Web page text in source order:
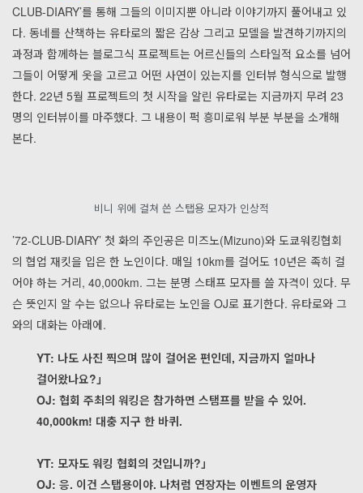
CLUB-DIARY’를 통해 그들의 이미지뿐 아니라 이야기까지 풀어내고 있
다. 동네를 산책하는 유타로의 짧은 감상 그리고 모델을 발견하기까지의
과정과 함께하는 블로그식 프로젝트는 어르신들의 스타일적 요소를 넘어
그들이 어떻게 옷을 고르고 어떤 사연이 있는지를 인터뷰 형식으로 발행
한다. 22년 5월 프로젝트의 첫 시작을 알린 유타로는 지금까지 무려 23
명의 인터뷰이를 마주했다. 그 내용이 퍽 흥미로워 부분 부분을 소개해
본다.
비니 위에 걸쳐 쓴 스탭용 모자가 인상적
’72-CLUB-DIARY’ 첫 화의 주인공은 미즈노(Mizuno)와 도쿄워킹협회
의 협업 재킷을 입은 한 노인이다. 매일 10km를 걸어도 10년은 족히 걸
어야 하는 거리, 40,000km. 그는 분명 스태프 모자를 쓸 자격이 있다. 무
슨 뜻인지 알 수는 없으나 유타로는 노인을 OJ로 표기한다. 유타로와 그
와의 대화는 아래에.
YT: 나도 사진 찍으며 많이 걸어온 편인데, 지금까지 얼마나
걸어왔나요?」
OJ: 협회 주최의 워킹은 참가하면 스탬프를 받을 수 있어.
40,000km! 대충 지구 한 바퀴.
YT: 모자도 워킹 협회의 것입니까?」
OJ: 응. 이건 스탭용이야. 나처럼 연장자는 이벤트의 운영자